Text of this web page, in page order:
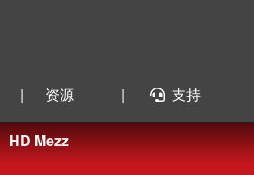
| 资源 | 支持
HD Mezz